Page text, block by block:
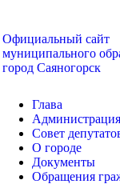
Официальный сайт
муниципального
город Саяногорск
Глава
Администрация
Совет
О городе
Документы
Обращения